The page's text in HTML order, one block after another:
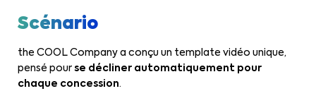
Scénario
the COOL Company a conçu un template vidéo unique,
pensé pour se décliner automatiquement pour
chaque concession.